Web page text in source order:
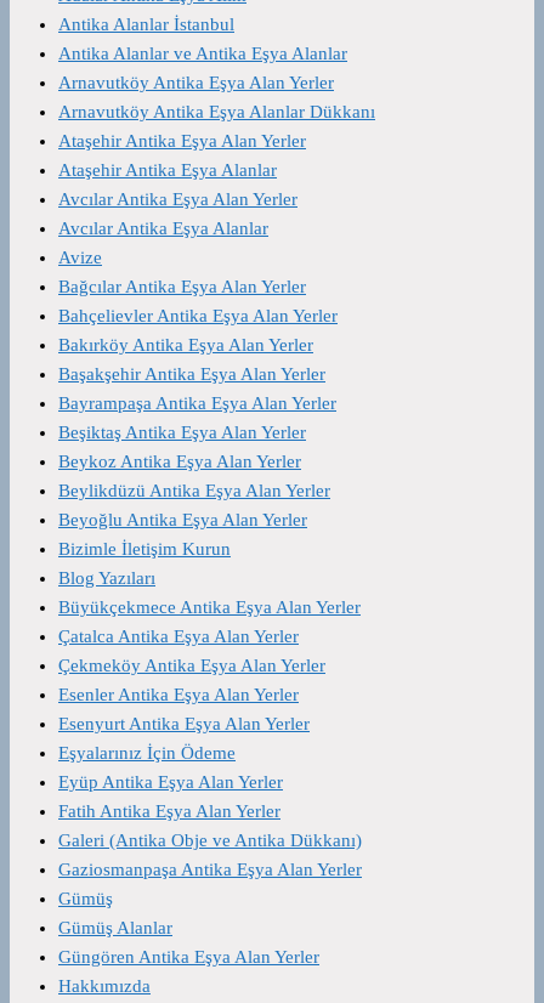
Antika Alanlar İstanbul
Antika Alanlar ve Antika Eşya Alanlar
Arnavutköy Antika Eşya Alan Yerler
Arnavutköy Antika Eşya Alanlar Dükkanı
Ataşehir Antika Eşya Alan Yerler
Ataşehir Antika Eşya Alanlar
Avcılar Antika Eşya Alan Yerler
Avcılar Antika Eşya Alanlar
Avize
Bağcılar Antika Eşya Alan Yerler
Bahçelievler Antika Eşya Alan Yerler
Bakırköy Antika Eşya Alan Yerler
Başakşehir Antika Eşya Alan Yerler
Bayrampaşa Antika Eşya Alan Yerler
Beşiktaş Antika Eşya Alan Yerler
Beykoz Antika Eşya Alan Yerler
Beylikdüzü Antika Eşya Alan Yerler
Beyoğlu Antika Eşya Alan Yerler
Bizimle İletişim Kurun
Blog Yazıları
Büyükçekmece Antika Eşya Alan Yerler
Çatalca Antika Eşya Alan Yerler
Çekmeköy Antika Eşya Alan Yerler
Esenler Antika Eşya Alan Yerler
Esenyurt Antika Eşya Alan Yerler
Eşyalarınız İçin Ödeme
Eyüp Antika Eşya Alan Yerler
Fatih Antika Eşya Alan Yerler
Galeri (Antika Obje ve Antika Dükkanı)
Gaziosmanpaşa Antika Eşya Alan Yerler
Gümüş
Gümüş Alanlar
Güngören Antika Eşya Alan Yerler
Hakkımızda